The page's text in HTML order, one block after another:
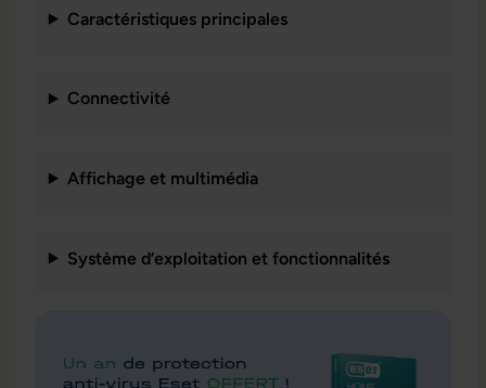
Caractéristiques principales
Connectivité
Affichage et multimédia
Système d’exploitation et fonctionnalités